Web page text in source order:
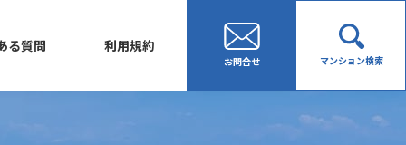
る質問 利用規約
お問合せ マンション検索